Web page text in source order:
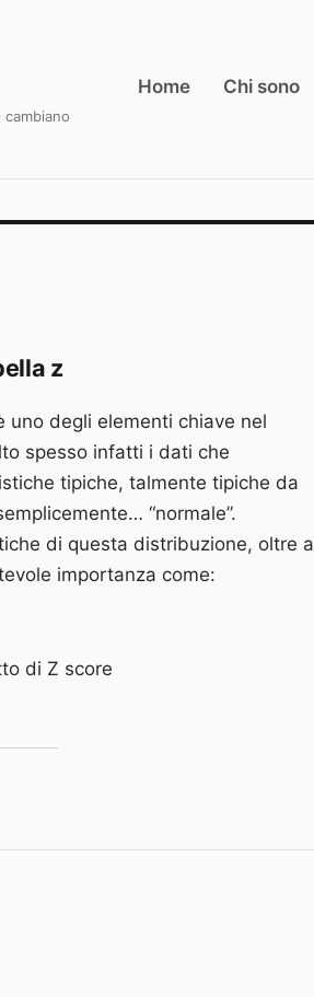
Home Chi sono
z
degli elementi chiave nel
spesso infatti i dati che
tipiche, talmente tipiche da
“normale”.
di questa distribuzione, oltre a
importanza come:
di Z score
z-score e la tabella z”